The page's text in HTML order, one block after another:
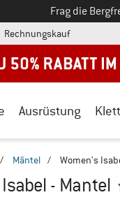
Frag die
RechnungskaufFinde die
Ausrüstung
/ Mäntel / Women's
- Mantel